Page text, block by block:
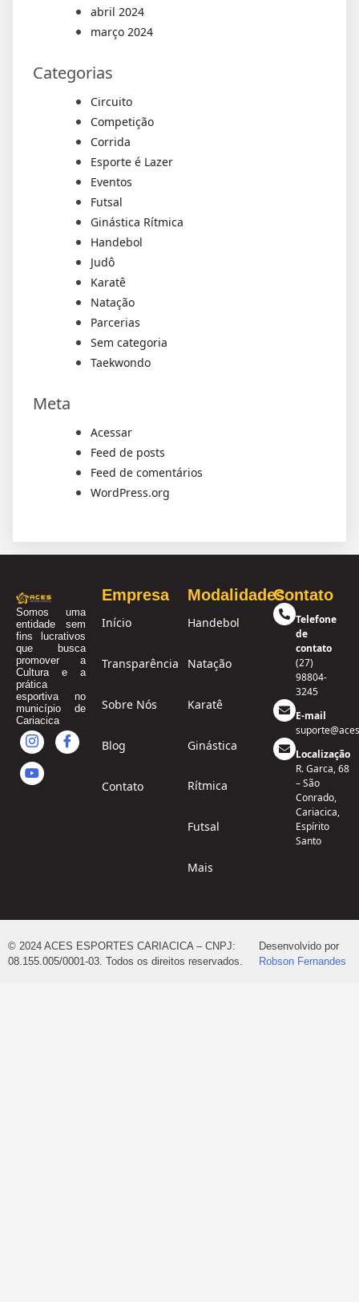
abril 2024
março 2024
Categorias
Circuito
Competição
Corrida
Esporte é Lazer
Eventos
Futsal
Ginástica Rítmica
Handebol
Judô
Karatê
Natação
Parcerias
Sem categoria
Taekwondo
Meta
Acessar
Feed de posts
Feed de comentários
WordPress.org
Somos uma
entidade sem
fins lucrativos
que busca
promover a
Cultura e a
prática
esportiva no
município de
Cariacica
Empresa
Início
Transparência
Sobre Nós
Blog
Contato
Modalidades
Handebol
Natação
Karatê
Ginástica
Rítmica
Futsal
Mais
Contato
Telefone
de
contato
(27)
98804-
3245
E-mail
Localização
R. Garca, 68
– São
Conrado,
Cariacica,
Espírito
Santo
© 2024 ACES ESPORTES CARIACICA – CNPJ:
08.155.005/0001-03. Todos os direitos reservados.
Desenvolvido por
Robson Fernandes